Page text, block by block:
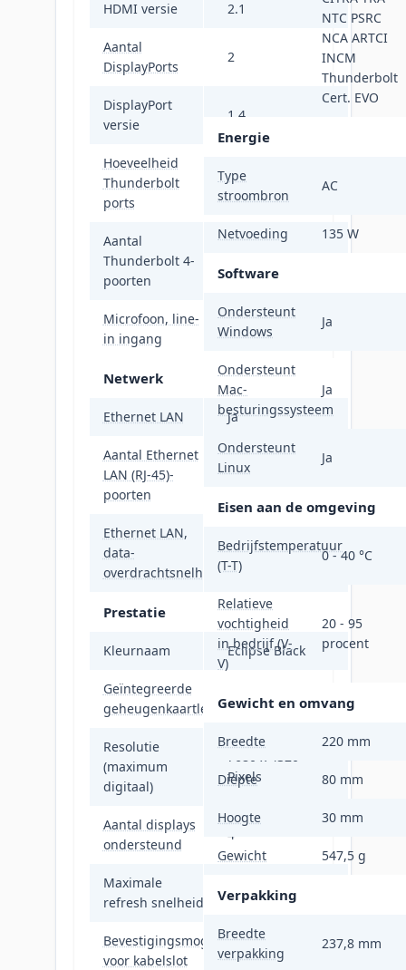
HDMI versie 2.1
Aantal
DisplayPorts
2
DisplayPort
versie
1.4
Hoeveelheid
Thunderbolt
ports
2
Aantal
Thunderbolt 4-
poorten
Microfoon, line-
in ingang
Nee
Netwerk
Ethernet LAN Ja
Aantal Ethernet
LAN (RJ-45)-
poorten
1
Ethernet LAN,
data-
overdrachtsnelheden
2500 Mbit/s
Prestatie
Kleurnaam Eclipse Black
Geïntegreerde
geheugenkaartlezer
Nee
Resolutie
(maximum
digitaal)
7680 x 4320
Pixels
Aantal displays
ondersteund
4
Maximale
refresh snelheid
60 Hz
Bevestigingsmogelijkheid
voor kabelslot
Ja
NTC PSRC
NCA ARTCI
INCM
Thunderbolt
Cert. EVO
Energie
Type
stroombron
AC
Netvoeding 135 W
Software
Ondersteunt
Windows
Ja
Ondersteunt
Mac-
besturingssysteem
Ja
Ondersteunt
Linux
Ja
Eisen aan de omgeving
Bedrijfstemperatuur
(T-T)
0 - 40 °C
Relatieve
vochtigheid
in bedrijf (V-
V)
20 - 95
procent
Gewicht en omvang
Breedte 220 mm
Diepte 80 mm
Hoogte 30 mm
Gewicht 547,5 g
Verpakking
Breedte
verpakking
237,8 mm